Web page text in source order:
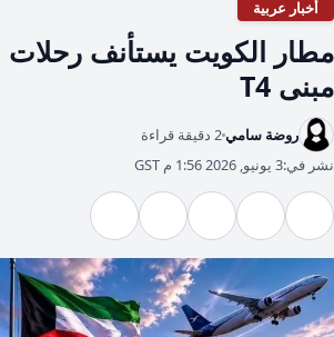
أخبار عربية
​مطار الكويت يستأنف رحلات
مبنى T4
روضة سامي2 دقيقة قراءة
نشر في:3 يونيو, 2026 1:56 م GST